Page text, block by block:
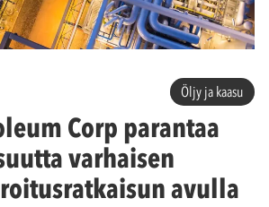
Öljy ja kaasu
Corp parantaa
varhaisen
avulla